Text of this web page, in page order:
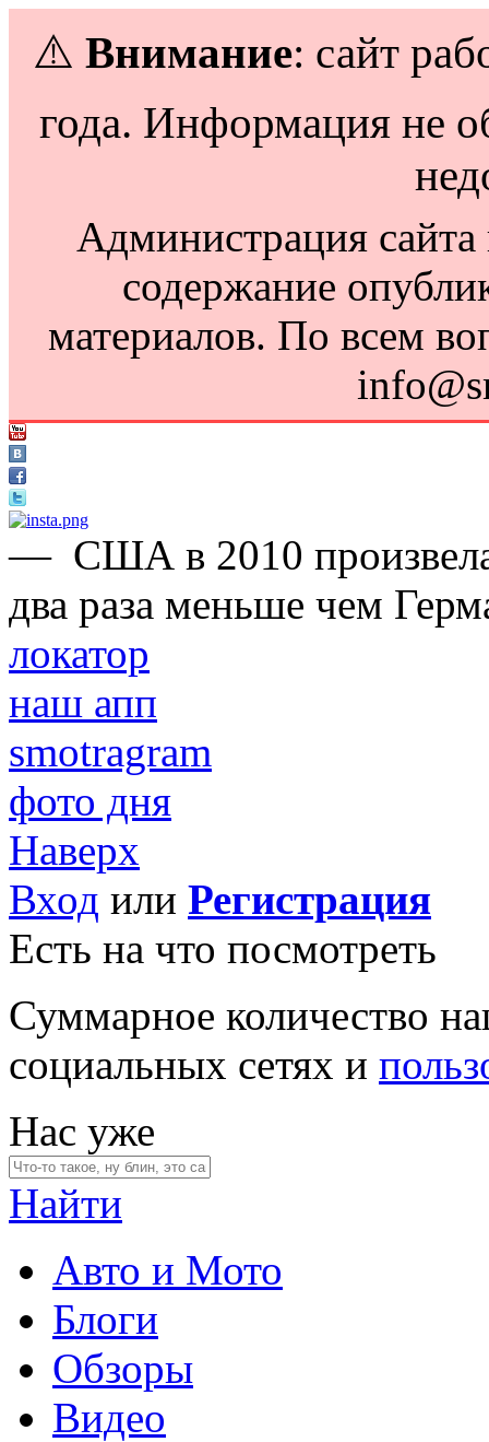
⚠️ Внимание: сайт
года. Информация не
Администрация сайта
содержание
материалов. По всем
— США в 2010
два раза меньше чем
локатор
наш апп
smotragram
фото дня
Наверх
Вход или Регистрация
Есть на что посмотреть
Суммарное количество
социальных сетях и
Нас уже
Найти
Авто и Мото
Блоги
Обзоры
Видео